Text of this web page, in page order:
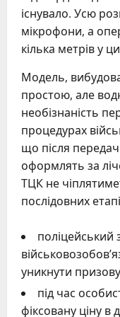
існувало. Усю
мікрофони, а
кілька метрів у
Модель,
простою, але
необізнаність
процедурах
що після
оформлять за
ТЦК не
послідовних
уникнути
під час
фіксовану ціну в